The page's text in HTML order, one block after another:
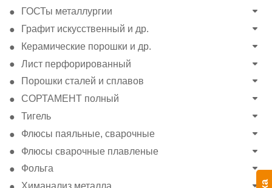
ГОСТы металлургии
Графит искусственный и др.
Керамические порошки и др.
Лист перфорированный
Порошки сталей и сплавов
СОРТАМЕНТ полный
Тигель
Флюсы паяльные, сварочные
Флюсы сварочные плавленые
Фольга
Химанализ металла